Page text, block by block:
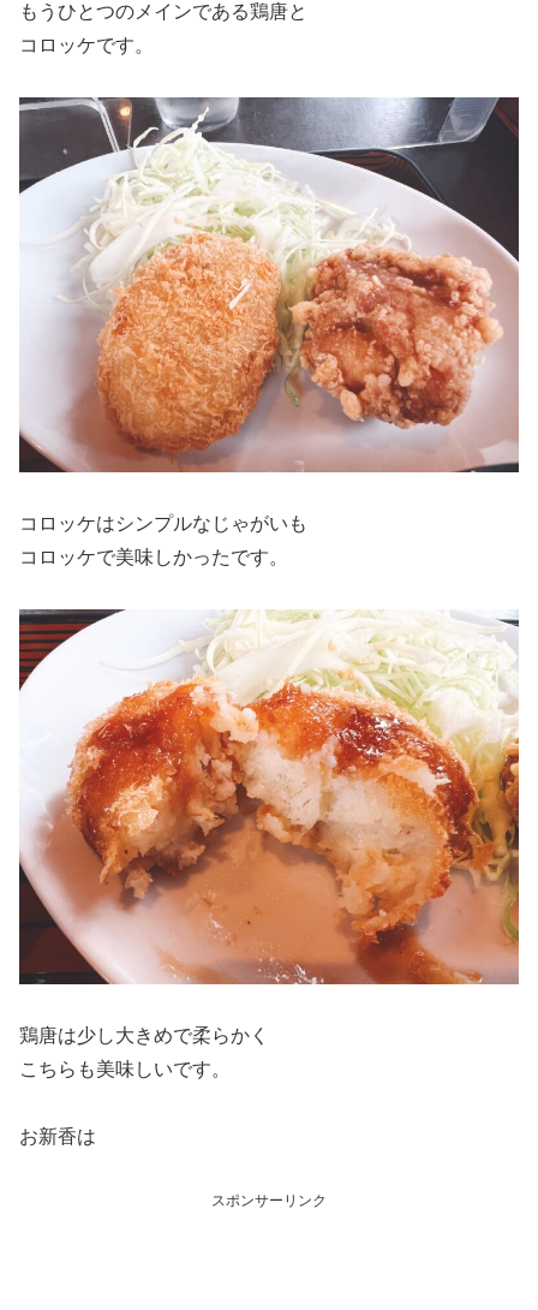
もうひとつのメインである鶏唐と
コロッケです。
コロッケはシンプルなじゃがいも
コロッケで美味しかったです。
鶏唐は少し大きめで柔らかく
こちらも美味しいです。
お新香は
スポンサーリンク